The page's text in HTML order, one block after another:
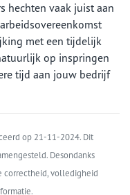
hechten vaak juist aan
met een tijdelijk
op inspringen
tijd aan jouw bedrijf
op 21-11-2024. Dit
Desondanks
correctheid, volledigheid